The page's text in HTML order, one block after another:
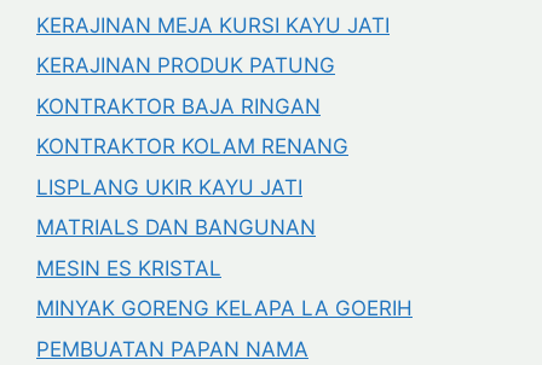
KERAJINAN MEJA KURSI KAYU JATI
KERAJINAN PRODUK PATUNG
KONTRAKTOR BAJA RINGAN
KONTRAKTOR KOLAM RENANG
LISPLANG UKIR KAYU JATI
MATRIALS DAN BANGUNAN
MESIN ES KRISTAL
MINYAK GORENG KELAPA LA GOERIH
PEMBUATAN PAPAN NAMA